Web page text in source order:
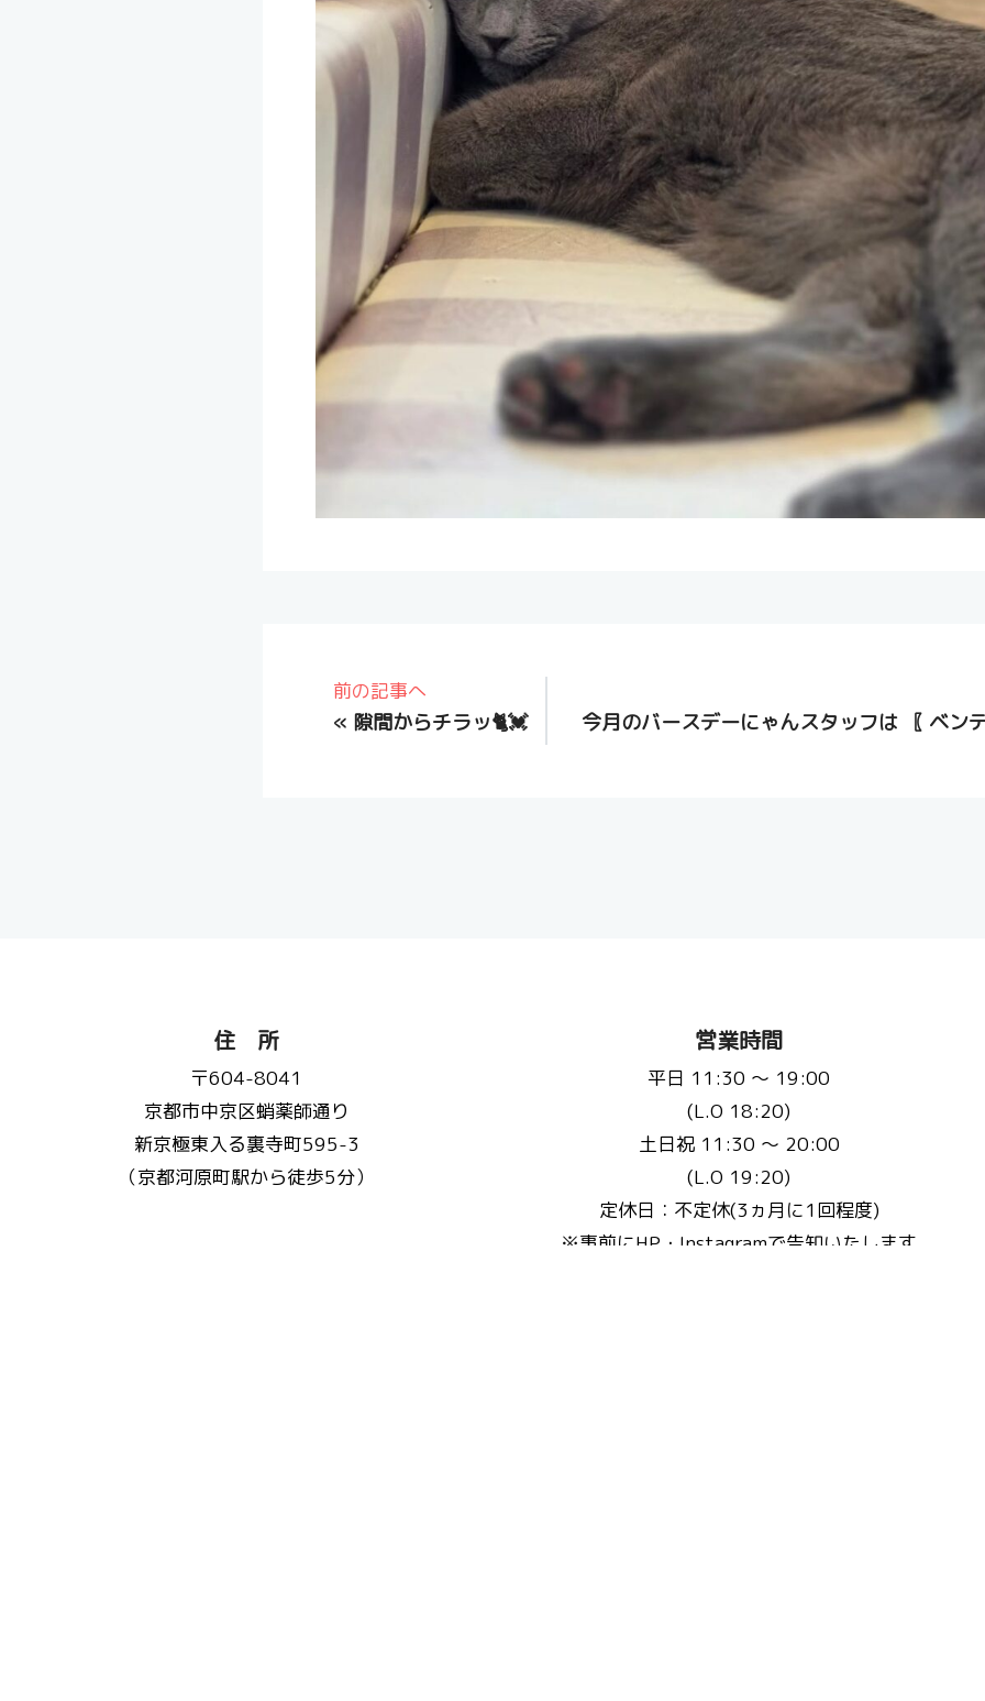
前の記事へ
« 隙間からチラッ🐈💓 今月のバースデーにゃんスタッフは ‪〖 ベン
住 所
〒604-8041
京都市中京区蛸薬師通り
新京極東入る裏寺町595-3
（京都河原町駅から徒歩5分）
営業時間
平日 11:30 〜 19:00
(L.O 18:20)
土日祝 11:30 〜 20:00
(L.O 19:20)
定休日：不定休(3ヵ月に1回程度)
※事前にHP・Instagramで告知いたします